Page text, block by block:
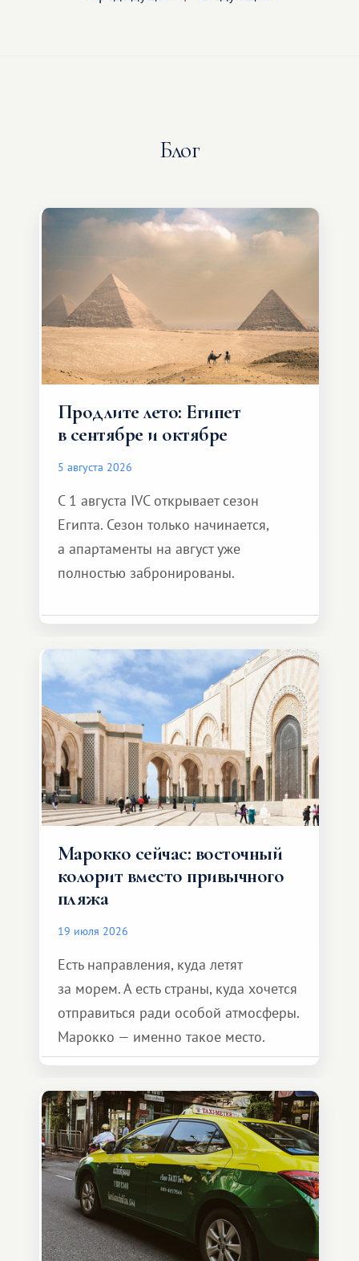
Блог
Продлите лето: Египет
в сентябре и октябре
5 августа 2026
С 1 августа IVC открывает сезон
Египта. Сезон только начинается,
а апартаменты на август уже
полностью забронированы.
Марокко сейчас: восточный
колорит вместо привычного
пляжа
19 июля 2026
Есть направления, куда летят
за морем. А есть страны, куда хочется
отправиться ради особой атмосферы.
Марокко — именно такое место.